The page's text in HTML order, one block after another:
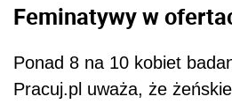
Feminatywy w
Ponad 8 na 10 kobiet
Pracuj.pl uważa, że